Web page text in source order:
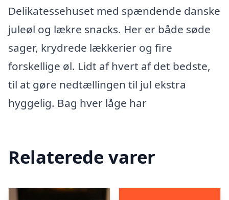
Delikatessehuset med spændende danske
juleøl og lækre snacks. Her er både søde
sager, krydrede lækkerier og fire
forskellige øl. Lidt af hvert af det bedste,
til at gøre nedtællingen til jul ekstra
hyggelig. Bag hver låge har
Relaterede varer